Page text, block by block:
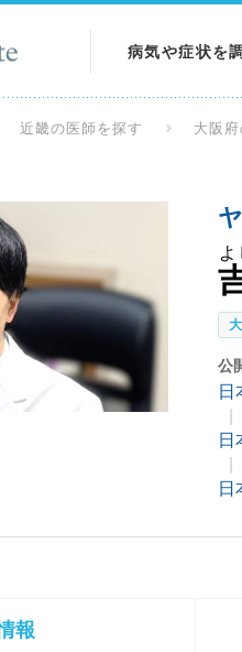
病気や症状を
検査を調べる
近畿の医師を探す 大阪
公
日
日
日
報